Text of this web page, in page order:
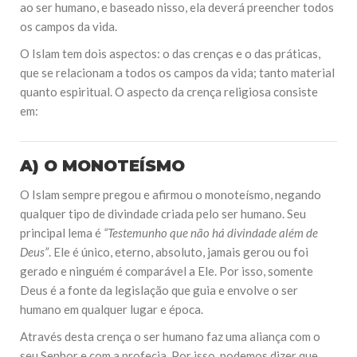
Falecimento do Imam Ali Ibn Al-Hussein
data em que relembramos o martírio do quarto Imam dos
muçulmanos, o Imam Ali Ibn Al-Hussein Ibn Ali Ibn Abi Táleb
(A.S.), conhecido por “Zein Al-Ábidin” (Formosura
3 DE JULHO DE 2014
Centro Islâmico no Brasil recebe o ex-
ministro das Relações Exteriores da
Na noite da quinta-feira, 03 de Abril, o Centro Islâmico no
Brasil recebeu em sua sede, em São Paulo, o ex-ministro das
Relações Exteriores da República Islâmica do Irã, Sr. Kamal
Kharrazi, que encontra-se visitando
ao ser humano, e baseado nisso, ela deverá preencher todos
os campos da vida.
O Islam tem dois aspectos: o das crenças e o das práticas,
que se relacionam a todos os campos da vida; tanto material
quanto espiritual. O aspecto da crença religiosa consiste
em:
A) O MONOTEÍSMO
O Islam sempre pregou e afirmou o monoteísmo, negando
qualquer tipo de divindade criada pelo ser humano. Seu
principal lema é “Testemunho que não há divindade além de
Deus”. Ele é único, eterno, absoluto, jamais gerou ou foi
gerado e ninguém é comparável a Ele. Por isso, somente
Deus é a fonte da legislação que guia e envolve o ser
humano em qualquer lugar e época.
Através desta crença o ser humano faz uma aliança com o